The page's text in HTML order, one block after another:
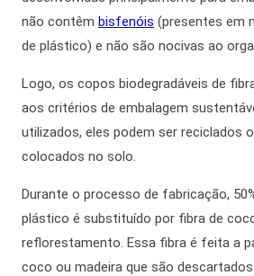
não contêm bisfenóis (presentes em
de plástico) e não são nocivas ao
Logo, os copos biodegradáveis de
aos critérios de embalagem
utilizados, eles podem ser reciclados
colocados no solo.
Durante o processo de fabricação,
plástico é substituído por fibra de
reflorestamento. Essa fibra é feita a
coco ou madeira que são